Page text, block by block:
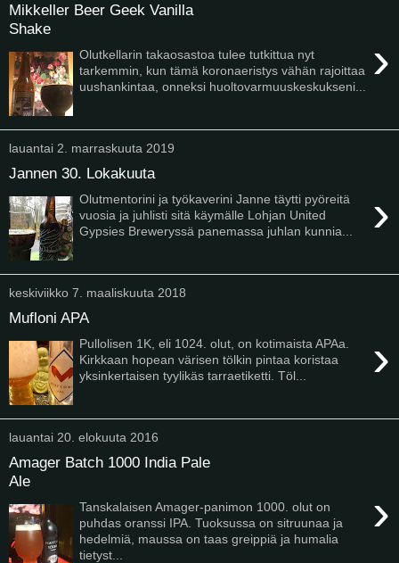
Mikkeller Beer Geek Vanilla
Shake
›
Olutkellarin takaosastoa tulee tutkittua nyt
tarkemmin, kun tämä koronaeristys vähän rajoittaa
uushankintaa, onneksi huoltovarmuuskeskukseni...
lauantai 2. marraskuuta 2019
Jannen 30. Lokakuuta
›
Olutmentorini ja työkaverini Janne täytti pyöreitä
vuosia ja juhlisti sitä käymälle Lohjan United
Gypsies Breweryssä panemassa juhlan kunnia...
keskiviikko 7. maaliskuuta 2018
Mufloni APA
›
Pullolisen 1K, eli 1024. olut, on kotimaista APAa.
Kirkkaan hopean värisen tölkin pintaa koristaa
yksinkertaisen tyylikäs tarraetiketti. Töl...
lauantai 20. elokuuta 2016
Amager Batch 1000 India Pale
Ale
›
Tanskalaisen Amager-panimon 1000. olut on
puhdas oranssi IPA. Tuoksussa on sitruunaa ja
hedelmiä, maussa on taas greippiä ja humalia
tietyst...